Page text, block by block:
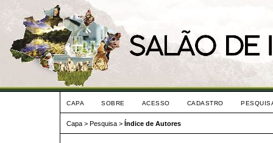
CAPA SOBRE ACESSO CADASTRO
Capa > Pesquisa > Índice de Autores